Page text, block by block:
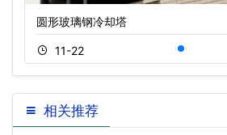
圆形玻璃钢冷却塔
11-22
相关推荐